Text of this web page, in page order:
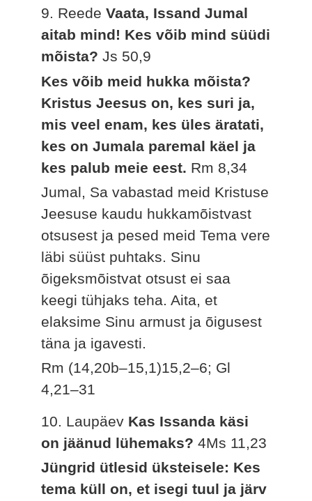
9. ReedeVaata, Issand Jumal
aitab mind! Kes võib mind süüdi
mõista?Js 50,9
Kes võib meid hukka mõista?
Kristus Jeesus on, kes suri ja,
mis veel enam, kes üles äratati,
kes on Jumala paremal käel ja
kes palub meie eest. Rm 8,34
Jumal, Sa vabastad meid Kristuse
Jeesuse kaudu hukkamõistvast
otsusest ja pesed meid Tema vere
läbi süüst puhtaks. Sinu
õigeksmõistvat otsust ei saa
keegi tühjaks teha. Aita, et
elaksime Sinu armust ja õigusest
täna ja igavesti.
Rm (14,20b–15,1)15,2–6; Gl
4,21–31
10. Laupäev Kas Issanda käsi
on jäänud lühemaks?4Ms 11,23
Jüngrid ütlesid üksteisele: Kes
tema küll on, et isegi tuul ja järv